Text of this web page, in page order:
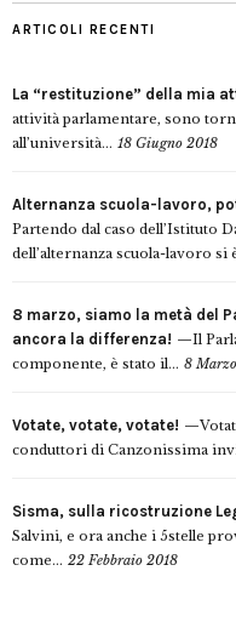
ARTICOLI RECENTI
La “restituzione” della mia
attività parlamentare, sono
all’università... 18 Giugno 2018
Alternanza scuola-lavoro,
Partendo dal caso dell’Istituto
dell’alternanza scuola-lavoro si
8 marzo, siamo la metà del
ancora la differenza!
Il
componente, è stato il... 8
Votate, votate, votate!
conduttori di Canzonissima
Sisma, sulla ricostruzione
Salvini, e ora anche i 5stelle
come... 22 Febbraio 2018